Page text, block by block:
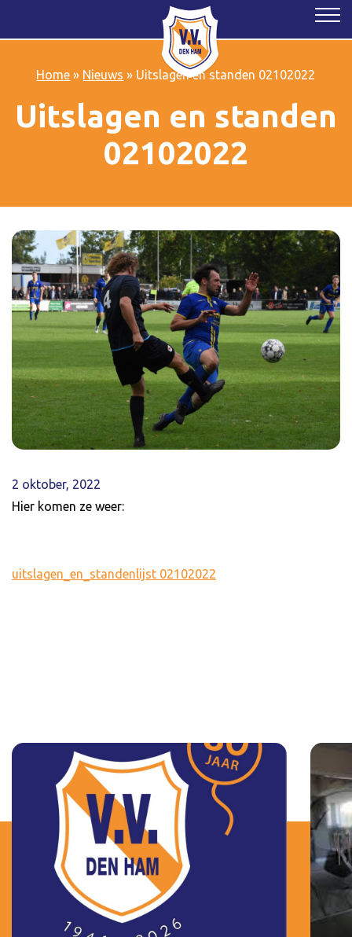
Home » Nieuws » Uitslagen en standen 02102022
Uitslagen en standen
02102022
2 oktober, 2022
Hier komen ze weer:
uitslagen_en_standenlijst 02102022